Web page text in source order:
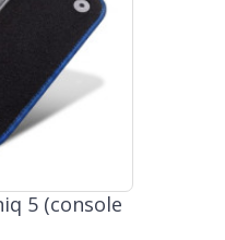
5 (console